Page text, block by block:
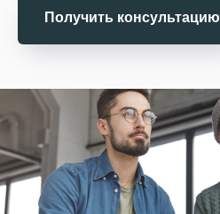
Получить консультацию